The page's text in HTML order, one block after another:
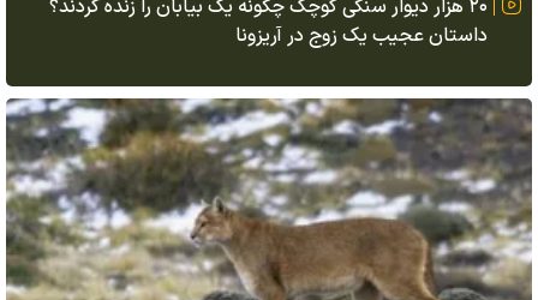
۲۰ هزار دیوار سنگی کوچک چگونه یک بیابان را زنده کردند؟
داستان عجیب یک زوج در آریزونا